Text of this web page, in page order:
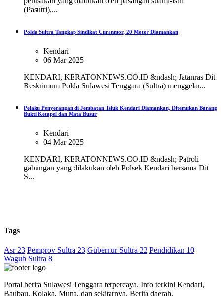
(Pasutri),...
Polda Sultra Tangkap Sindikat Curanmor, 20 Motor Diamankan
Kendari
06 Mar 2025
KENDARI, KERATONNEWS.CO.ID &ndash; Jatanras Dit
Reskrimum Polda Sulawesi Tenggara (Sultra) menggelar...
Pelaku Penyerangan di Jembatan Teluk Kendari Diamankan, Ditemukan Barang
Bukti Ketapel dan Mata Busur
Kendari
04 Mar 2025
KENDARI, KERATONNEWS.CO.ID &ndash; Patroli
gabungan yang dilakukan oleh Polsek Kendari bersama Dit
S...
Tags
Asr 23 Pemprov Sultra 23 Gubernur Sultra 22 Pendidikan 10
Wagub Sultra 8
Portal berita Sulawesi Tenggara terpercaya. Info terkini Kendari,
Baubau, Kolaka, Muna, dan sekitarnya. Berita daerah,